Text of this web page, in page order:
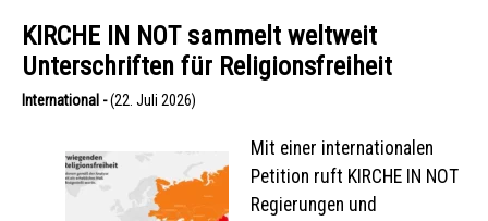
KIRCHE IN NOT sammelt weltweit
Unterschriften für Religionsfreiheit
International -(22. Juli 2026)
Mit einer internationalen
Petition ruft KIRCHE IN NOT
Regierungen und